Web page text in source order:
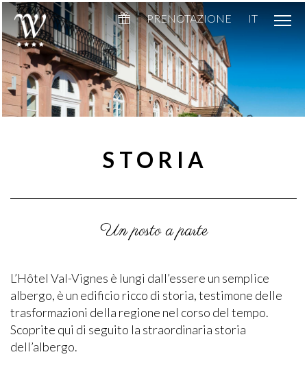
PRENOTAZIONE IT
STORIA
Un posto a parte
L’Hôtel Val-Vignes è lungi dall’essere un semplice
albergo, è un edificio ricco di storia, testimone delle
trasformazioni della regione nel corso del tempo.
Scoprite qui di seguito la straordinaria storia
dell’albergo.